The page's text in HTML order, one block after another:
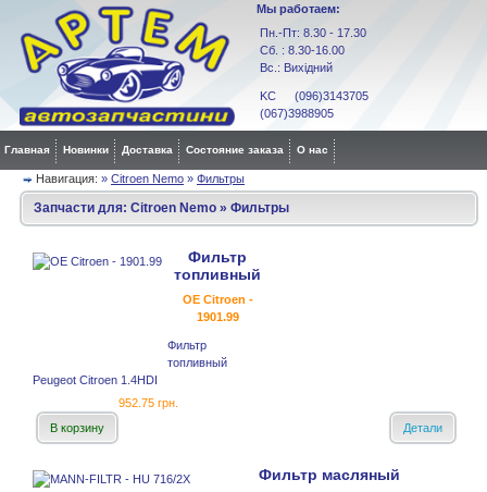
Мы работаем:
Пн.-Пт: 8.30 - 17.30
Сб. : 8.30-16.00
Вс.: Вихідний
KC (096)3143705
(067)3988905
Главная Новинки Доставка Состояние заказа О нас
Навигация: » Citroen Nemo » Фильтры
Запчасти для: Citroen Nemo » Фильтры
Фильтр
топливный
OE Citroen -
1901.99
Фильтр
топливный
Peugeot Citroen 1.4HDI
952.75 грн.
В корзину
Детали
Фильтр масляный